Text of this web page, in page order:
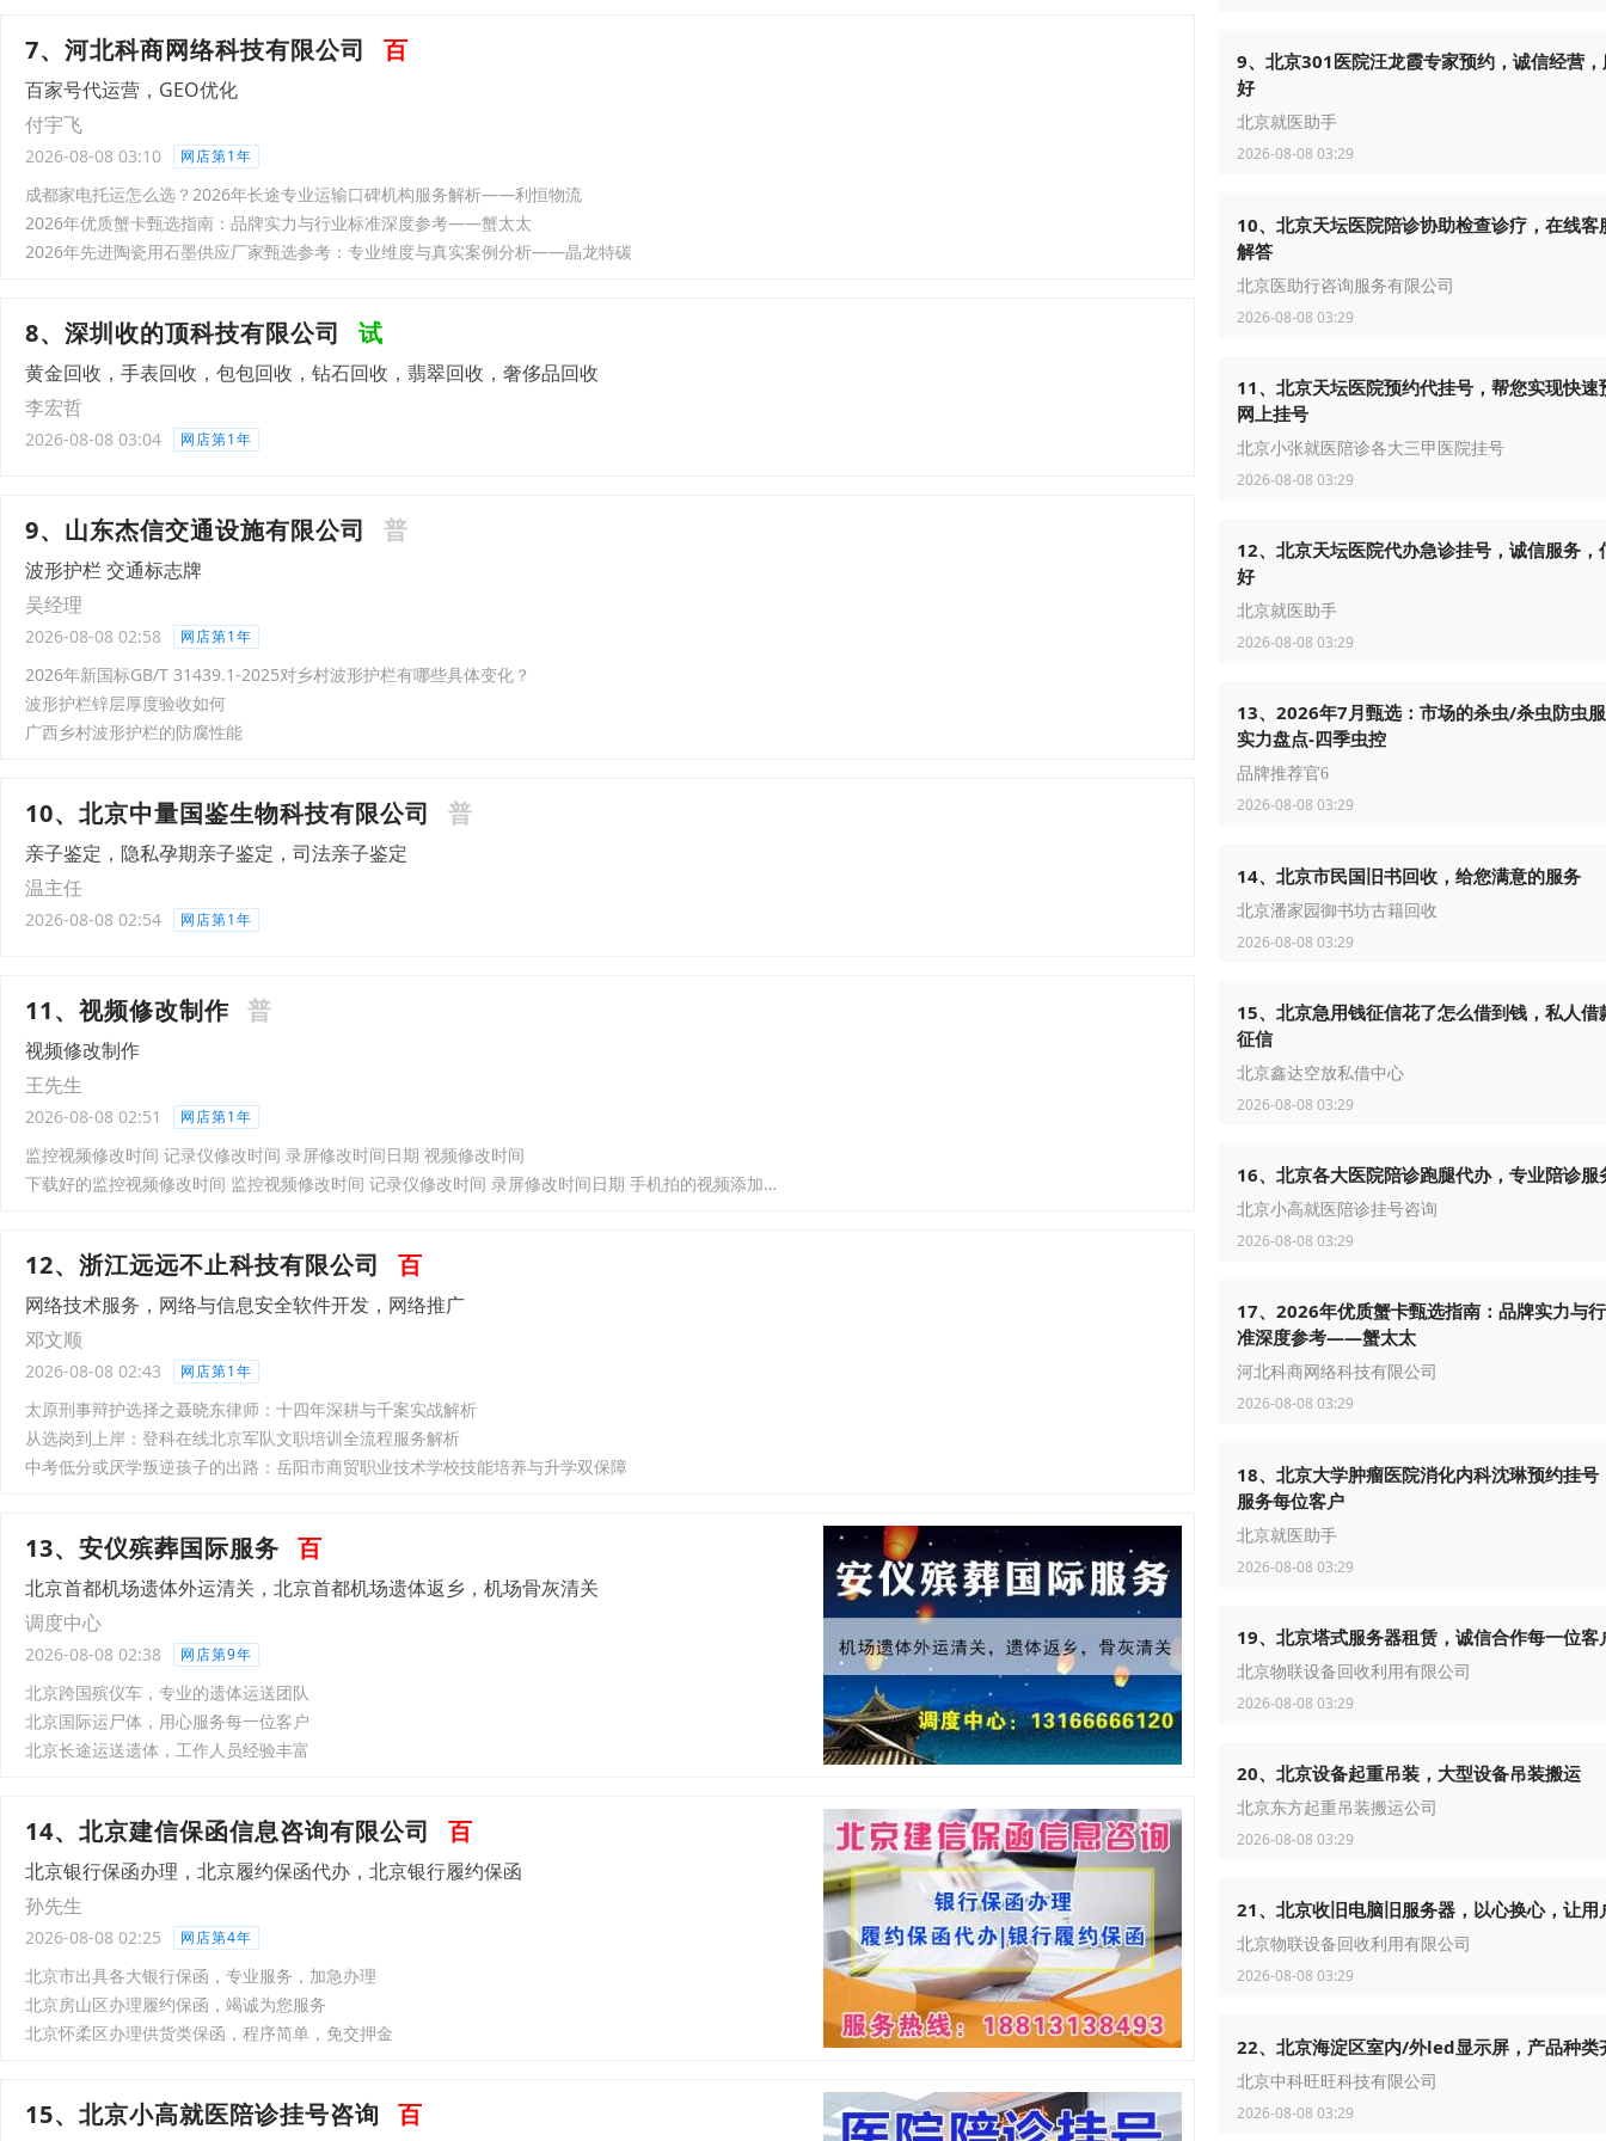
7、河北科商网络科技有限公司 百
百家号代运营，GEO优化
付宇飞
2026-08-08 03:10 网店第1年
成都家电托运怎么选？2026年长途专业运输口碑机构服务解析——利恒物流
2026年优质蟹卡甄选指南：品牌实力与行业标准深度参考——蟹太太
2026年先进陶瓷用石墨供应厂家甄选参考：专业维度与真实案例分析——晶龙特碳
8、深圳收的顶科技有限公司 试
黄金回收，手表回收，包包回收，钻石回收，翡翠回收，奢侈品回收
李宏哲
2026-08-08 03:04 网店第1年
9、山东杰信交通设施有限公司 普
波形护栏 交通标志牌
吴经理
2026-08-08 02:58 网店第1年
2026年新国标GB/T 31439.1-2025对乡村波形护栏有哪些具体变化？
波形护栏锌层厚度验收如何
广西乡村波形护栏的防腐性能
10、北京中量国鉴生物科技有限公司 普
亲子鉴定，隐私孕期亲子鉴定，司法亲子鉴定
温主任
2026-08-08 02:54 网店第1年
11、视频修改制作 普
视频修改制作
王先生
2026-08-08 02:51 网店第1年
监控视频修改时间 记录仪修改时间 录屏修改时间日期 视频修改时间
下载好的监控视频修改时间 监控视频修改时间 记录仪修改时间 录屏修改时间日期 手机拍的视频添加监控时间 手机拍的视频修改监控时间
12、浙江远远不止科技有限公司 百
网络技术服务，网络与信息安全软件开发，网络推广
邓文顺
2026-08-08 02:43 网店第1年
太原刑事辩护选择之聂晓东律师：十四年深耕与千案实战解析
从选岗到上岸：登科在线北京军队文职培训全流程服务解析
中考低分或厌学叛逆孩子的出路：岳阳市商贸职业技术学校技能培养与升学双保障
13、安仪殡葬国际服务 百
北京首都机场遗体外运清关，北京首都机场遗体返乡，机场骨灰清关
调度中心
2026-08-08 02:38 网店第9年
北京跨国殡仪车，专业的遗体运送团队
北京国际运尸体，用心服务每一位客户
北京长途运送遗体，工作人员经验丰富
14、北京建信保函信息咨询有限公司 百
北京银行保函办理，北京履约保函代办，北京银行履约保函
孙先生
2026-08-08 02:25 网店第4年
北京市出具各大银行保函，专业服务，加急办理
北京房山区办理履约保函，竭诚为您服务
北京怀柔区办理供货类保函，程序简单，免交押金
15、北京小高就医陪诊挂号咨询 百
9、北京301医院汪龙霞专家预约，诚信经营
好
北京就医助手
2026-08-08 03:29
10、北京天坛医院陪诊协助检查诊疗，在线客
解答
北京医助行咨询服务有限公司
2026-08-08 03:29
11、北京天坛医院预约代挂号，帮您实现快速
网上挂号
北京小张就医陪诊各大三甲医院挂号
2026-08-08 03:29
12、北京天坛医院代办急诊挂号，诚信服务，
好
北京就医助手
2026-08-08 03:29
13、2026年7月甄选：市场的杀虫/杀虫防虫
实力盘点-四季虫控
品牌推荐官6
2026-08-08 03:29
14、北京市民国旧书回收，给您满意的服务
北京潘家园御书坊古籍回收
2026-08-08 03:29
15、北京急用钱征信花了怎么借到钱，私人借
征信
北京鑫达空放私借中心
2026-08-08 03:29
16、北京各大医院陪诊跑腿代办，专业陪诊服
北京小高就医陪诊挂号咨询
2026-08-08 03:29
17、2026年优质蟹卡甄选指南：品牌实力与
准深度参考——蟹太太
河北科商网络科技有限公司
2026-08-08 03:29
18、北京大学肿瘤医院消化内科沈琳预约挂号
服务每位客户
北京就医助手
2026-08-08 03:29
19、北京塔式服务器租赁，诚信合作每一位客
北京物联设备回收利用有限公司
2026-08-08 03:29
20、北京设备起重吊装，大型设备吊装搬运
北京东方起重吊装搬运公司
2026-08-08 03:29
21、北京收旧电脑旧服务器，以心换心，让用
北京物联设备回收利用有限公司
2026-08-08 03:29
22、北京海淀区室内/外led显示屏，产品种类
北京中科旺旺科技有限公司
2026-08-08 03:29